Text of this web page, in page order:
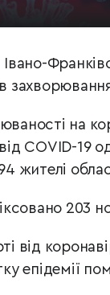
на
COVID-19
жителі
203
від
епідемії